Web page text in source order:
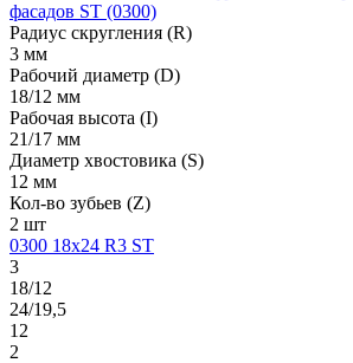
Радиус скругления (R)
3 мм
Рабочий диаметр (D)
18/12 мм
Рабочая высота (I)
21/17 мм
Диаметр хвостовика (S)
12 мм
Кол-во зубьев (Z)
2 шт
0300 18х24 R3 ST
3
18/12
24/19,5
12
2